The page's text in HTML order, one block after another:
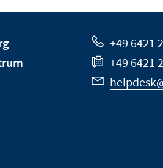
+49 6421
+49 6421